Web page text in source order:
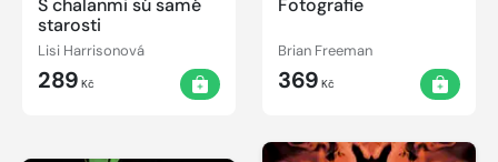
S chalanmi sú samé
starosti
Lisi Harrisonová
289 Kč
Fotografie
Brian Freeman
369 Kč